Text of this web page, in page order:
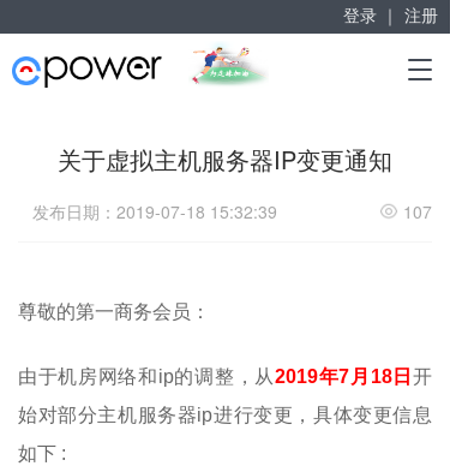
T
n
i
o
n
赋能“大众创业”
掘金万亿企业服务市场！
登录 ｜ 注册
关于虚拟主机服务器IP变更通知
发布日期：2019-07-18 15:32:39 107
尊敬的第一商务会员：
由于机房网络和ip的调整，从2019年7月18日开
始对部分主机服务器ip进行变更，具体变更信息
如下 :